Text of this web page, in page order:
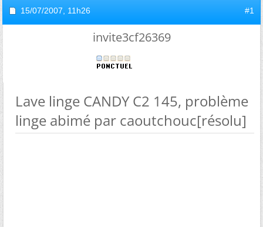
15/07/2007, 11h26 #1
invite3cf26369
Lave linge CANDY C2 145, problème
linge abimé par caoutchouc[résolu]